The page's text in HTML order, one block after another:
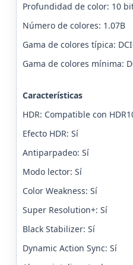
Profundidad de color: 10
Número de colores: 1.07B
Gama de colores típica:
Gama de colores mínima:
Características
HDR: Compatible con
Efecto HDR: Sí
Antiparpadeo: Sí
Modo lector: Sí
Color Weakness: Sí
Super Resolution+: Sí
Black Stabilizer: Sí
Dynamic Action Sync: Sí